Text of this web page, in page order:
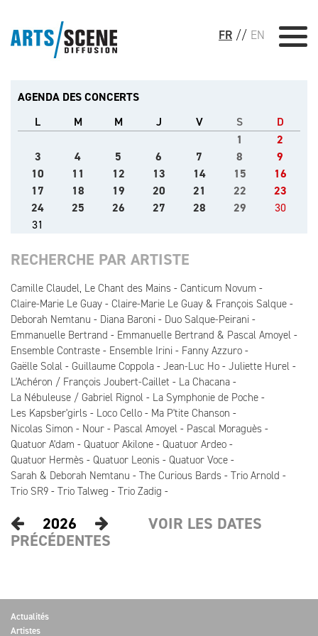
FR // EN
AGENDA DES CONCERTS
L
M M J V S
D
1
2
3
4 5 6 7 8
9
10
11 12 13 14 15
16
17
18 19 20 21 22
23
24
25 26 27 28 29
30
31
RECHERCHE PAR ARTISTE
Camille Claudel, Le Chant des Mains
Canticum Novum
Claire-Marie Le Guay
Claire-Marie Le Guay & François Salque
Deborah Nemtanu
Diana Baroni
Duo Salque-Peirani
Emmanuelle Bertrand
Emmanuelle Bertrand & Pascal Amoyel
Ensemble Contraste
Ensemble Irini
Fanny Azzuro
Gaëlle Solal
Guillaume Coppola Jean-Luc Ho
Juliette Hurel
L'Achéron / François Joubert-Caillet
La Chacana
La Nébuleuse / Gabriel Rignol
La Symphonie de Poche
Les Kapsber'girls
Loco Cello
Ma P'tite Chanson
Nicolas Simon
Nour Pascal Amoyel
Pascal Moraguès
Quatuor A'dam
Quatuor Akilone
Quatuor Ardeo
Quatuor Hermès
Quatuor Leonis
Quatuor Voce
Sarah & Deborah Nemtanu
The Curious Bards
Trio Arnold
Trio SR9
Trio Talweg Trio Zadig
2026
VOIR LES DATES
PRÉCÉDENTES
Actualités
Artistes